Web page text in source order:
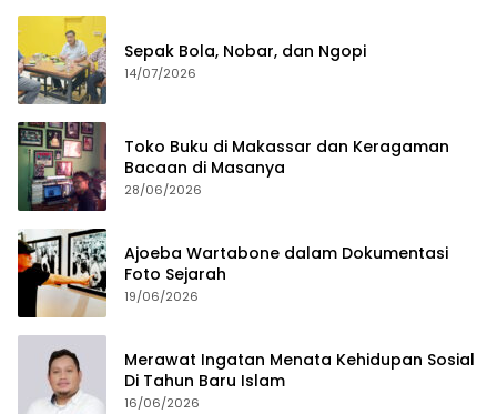
Sepak Bola, Nobar, dan Ngopi
14/07/2026
Toko Buku di Makassar dan Keragaman
Bacaan di Masanya
28/06/2026
Ajoeba Wartabone dalam Dokumentasi
Foto Sejarah
19/06/2026
Merawat Ingatan Menata Kehidupan Sosial
Di Tahun Baru Islam
16/06/2026